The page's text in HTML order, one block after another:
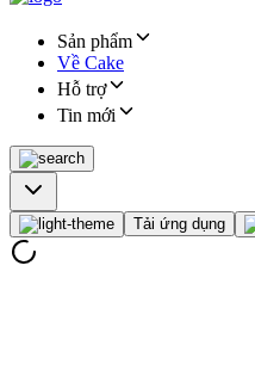
Sản phẩm
Về Cake
Hỗ trợ
Tin mới
Tải ứng dụng